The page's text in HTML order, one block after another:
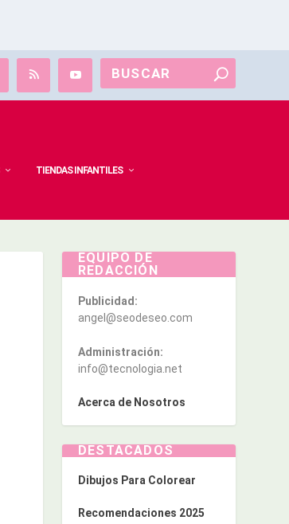
TIENDAS INFANTILES
EQUIPO DE
REDACCIÓN
Publicidad:
angel@seodeseo.com
Administración:
info@tecnologia.net
Acerca de Nosotros
DESTACADOS
Dibujos Para Colorear
Recomendaciones 2025